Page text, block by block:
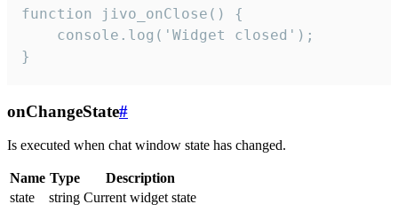
function jivo_onClose() {
    console.log('Widget closed');
}
onChangeState#
Is executed when chat window state has changed.
Name Type
Description
state
string Current widget state